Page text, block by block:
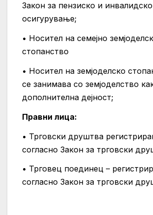
Закон за пензиско и инвалидско
осигурување;
• Носител на семејно
стопанство
• Носител на земјоделско
се занимава со земјоделство
дополнителна дејност;
Правни лица:
• Трговски друштва
согласно Закон за трговски
• Трговец поединец –
согласно Закон за трговски